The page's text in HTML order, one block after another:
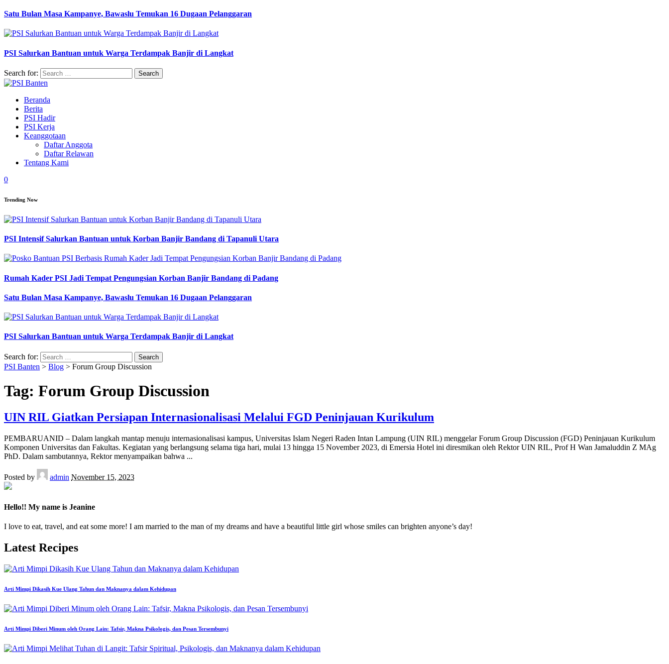
Satu Bulan Masa Kampanye, Bawaslu Temukan 16 Dugaan Pelanggaran
PSI Salurkan Bantuan untuk Warga Terdampak Banjir di Langkat
Search for:
Beranda
Berita
PSI Hadir
PSI Kerja
Keanggotaan
Daftar Anggota
Daftar Relawan
Tentang Kami
0
Trending Now
PSI Intensif Salurkan Bantuan untuk Korban Banjir Bandang di Tapanuli Utara
Rumah Kader PSI Jadi Tempat Pengungsian Korban Banjir Bandang di Padang
Satu Bulan Masa Kampanye, Bawaslu Temukan 16 Dugaan Pelanggaran
PSI Salurkan Bantuan untuk Warga Terdampak Banjir di Langkat
Search for:
PSI Banten > Blog > Forum Group Discussion
Tag: Forum Group Discussion
UIN RIL Giatkan Persiapan Internasionalisasi Melalui FGD Peninjauan Kurikulum
PEMBARUANID – Dalam langkah mantap menuju internasionalisasi kampus, Universitas Islam Negeri Raden Intan Lampung (UIN RIL) menggelar Forum Group Discussion (FGD) Peninjauan Kurikulum
Komponen Universitas dan Fakultas. Kegiatan yang berlangsung selama tiga hari, mulai 13 hingga 15 November 2023, di Emersia Hotel ini diresmikan oleh Rektor UIN RIL, Prof H Wan Jamaluddin Z MAg
PhD. Dalam sambutannya, Rektor menyampaikan bahwa ...
Posted by admin November 15, 2023
Hello!! My name is Jeanine
I love to eat, travel, and eat some more! I am married to the man of my dreams and have a beautiful little girl whose smiles can brighten anyone’s day!
Latest Recipes
Arti Mimpi Dikasih Kue Ulang Tahun dan Maknanya dalam Kehidupan
Arti Mimpi Diberi Minum oleh Orang Lain: Tafsir, Makna Psikologis, dan Pesan Tersembunyi